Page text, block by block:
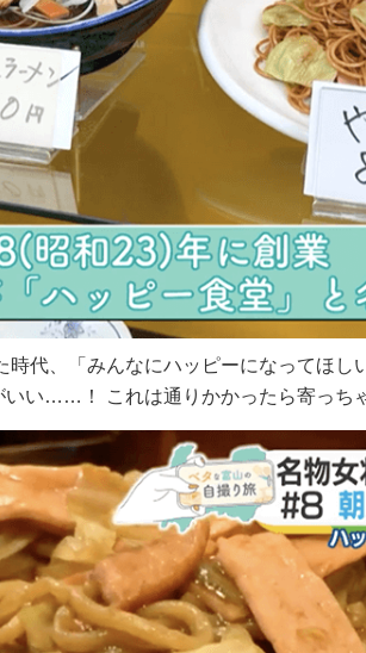
代、「みんなにハッピーになってほし
い……！ これは通りかかったら寄っち